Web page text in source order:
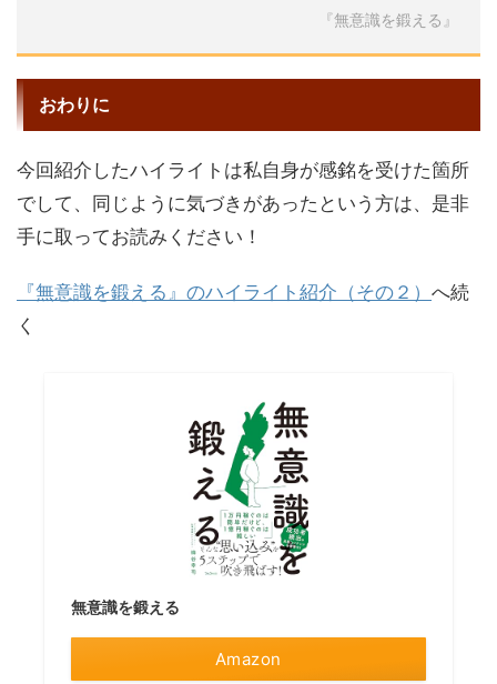
『無意識を鍛える』
おわりに
今回紹介したハイライトは私自身が感銘を受けた箇所
でして、同じように気づきがあったという方は、是非
手に取ってお読みください！
『無意識を鍛える』のハイライト紹介（その２） へ続
く
無意識を鍛える
Amazon